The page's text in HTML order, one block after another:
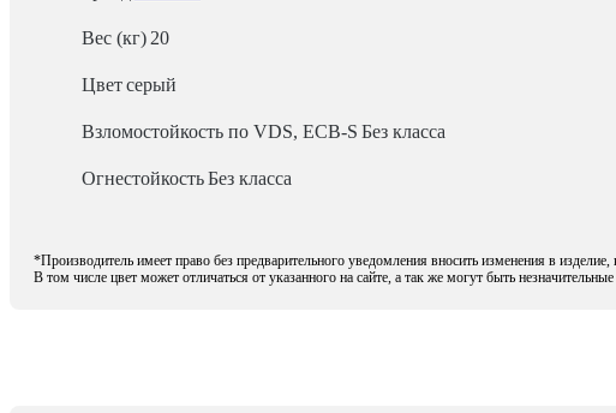
Вес (кг) 20
Цветсерый
Взломостойкость по VDS, ECB-S Без класса
ОгнестойкостьБез класса
*Производитель имеет право без предварительного уведомления вносить изменения в
В том числе цвет может отличаться от указанного на сайте, а так же могут быть